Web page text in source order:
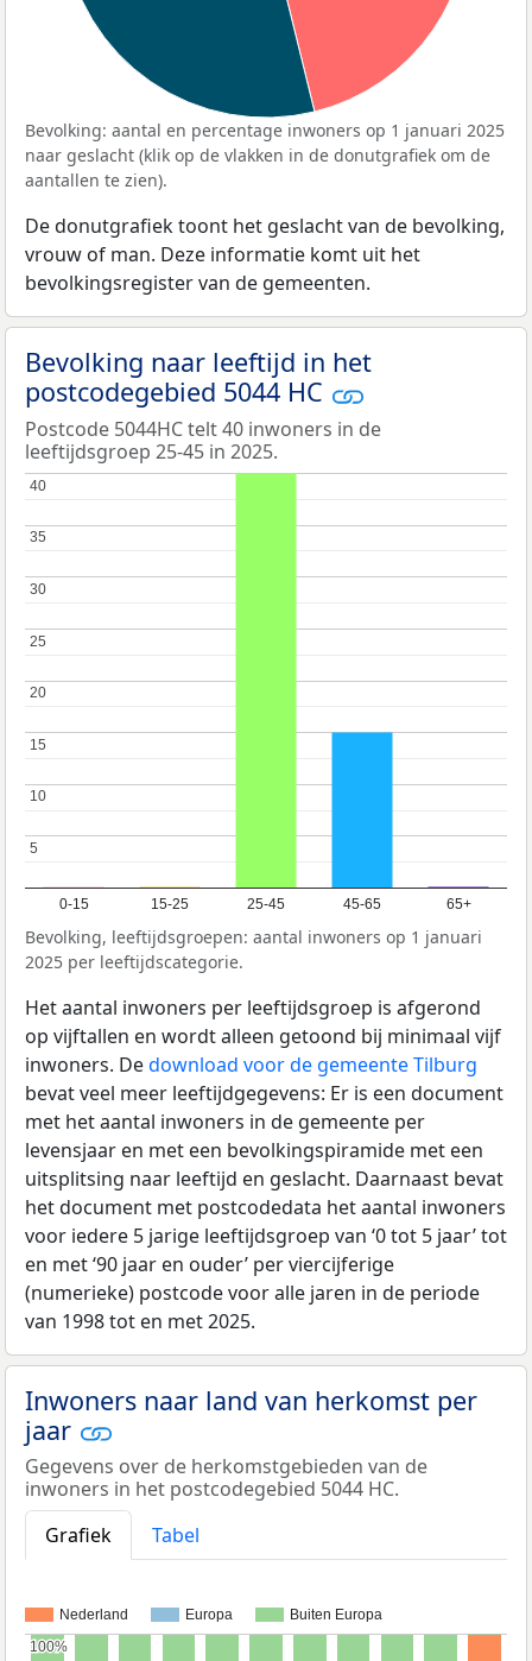
Bevolking: aantal en percentage inwoners op 1 januari 2025
naar geslacht (klik op de vlakken in de donutgrafiek om de
aantallen te zien).
De donutgrafiek toont het geslacht van de bevolking,
vrouw of man. Deze informatie komt uit het
bevolkingsregister van de gemeenten.
Bevolking naar leeftijd in het
postcodegebied 5044 HC
Postcode 5044HC telt 40 inwoners in de
leeftijdsgroep 25-45 in 2025.
0-15 15-25 25-45 45-65 65+
5
5
10
10
15
15
20
20
25
25
30
30
35
35
40
40
Bevolking, leeftijdsgroepen: aantal inwoners op 1 januari
2025 per leeftijdscategorie.
Het aantal inwoners per leeftijdsgroep is afgerond
op vijftallen en wordt alleen getoond bij minimaal vijf
inwoners. Dedownload voor de gemeente Tilburg
bevat veel meer leeftijdgegevens: Er is een document
met het aantal inwoners in de gemeente per
levensjaar en met een bevolkingspiramide met een
uitsplitsing naar leeftijd en geslacht. Daarnaast bevat
het document met postcodedata het aantal inwoners
voor iedere 5 jarige leeftijdsgroep van ‘0 tot 5 jaar’ tot
en met ‘90 jaar en ouder’ per viercijferige
(numerieke) postcode voor alle jaren in de periode
van 1998 tot en met 2025.
Inwoners naar land van herkomst per
jaar
Gegevens over de herkomstgebieden van de
inwoners in het postcodegebied 5044 HC.
Grafiek
Tabel
Nederland Europa Buiten Europa
100%
100%